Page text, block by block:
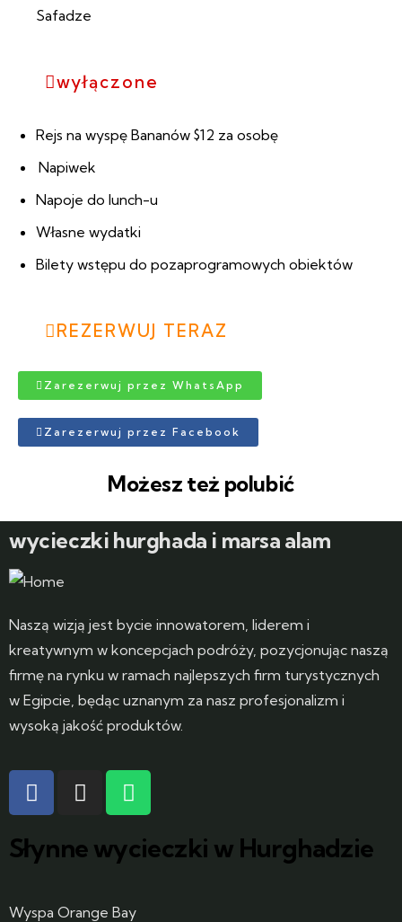
Safadze
wyłączone
Rejs na wyspę Bananów $12 za osobę
Napiwek
Napoje do lunch-u
Własne wydatki
Bilety wstępu do pozaprogramowych obiektów
REZERWUJ TERAZ
Zarezerwuj przez WhatsApp
Zarezerwuj przez Facebook
Możesz też polubić
wycieczki hurghada i marsa alam
Naszą wizją jest bycie innowatorem, liderem i
kreatywnym w koncepcjach podróży, pozycjonując naszą
firmę na rynku w ramach najlepszych firm turystycznych
w Egipcie, będąc uznanym za nasz profesjonalizm i
wysoką jakość produktów.
Słynne wycieczki w Hurghadzie
Wyspa Orange Bay